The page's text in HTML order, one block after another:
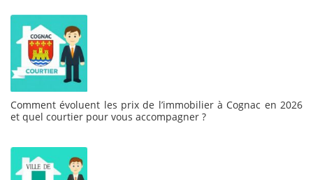
Comment évoluent les prix de l’immobilier à Cognac en 2026
et quel courtier pour vous accompagner ?